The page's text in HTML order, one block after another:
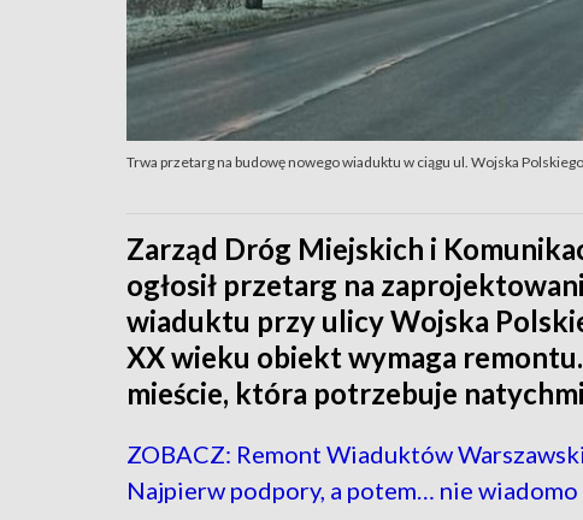
Trwa przetarg na budowę nowego wiaduktu w ciągu ul. Wojska Polskiego
Zarząd Dróg Miejskich i
ogłosił przetarg na
wiaduktu przy ulicy Wojska
XX wieku obiekt wymaga
mieście, która potrzebuje
ZOBACZ: Remont Wiaduktów
Najpierw podpory, a potem… nie wiadomo